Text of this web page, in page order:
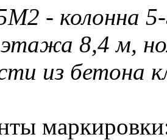
- колонна
8,4 м,
из бетона